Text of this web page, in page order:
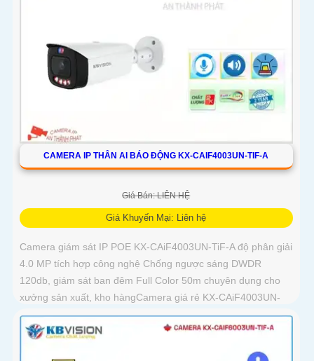
CAMERA IP THÂN AI BÁO ĐỘNG KX-CAIF4003UN-TIF-A
Giá Bán: LIÊN HỆ
Giá Khuyến Mại: Liên hệ
Camera giám sát IP POE KX-CAiF4003UN-TiF-A độ phân giải
4.0 MP tích hợp công nghệ Chống ngược sáng DWDR
120db, giám sát ban đêm Full Color 50m chuyên dụng cho
xưởng sản xuất, kho hàngCamera giá rẻ KX-CAiF4003UN-
TiF-A, độ phân giải 4